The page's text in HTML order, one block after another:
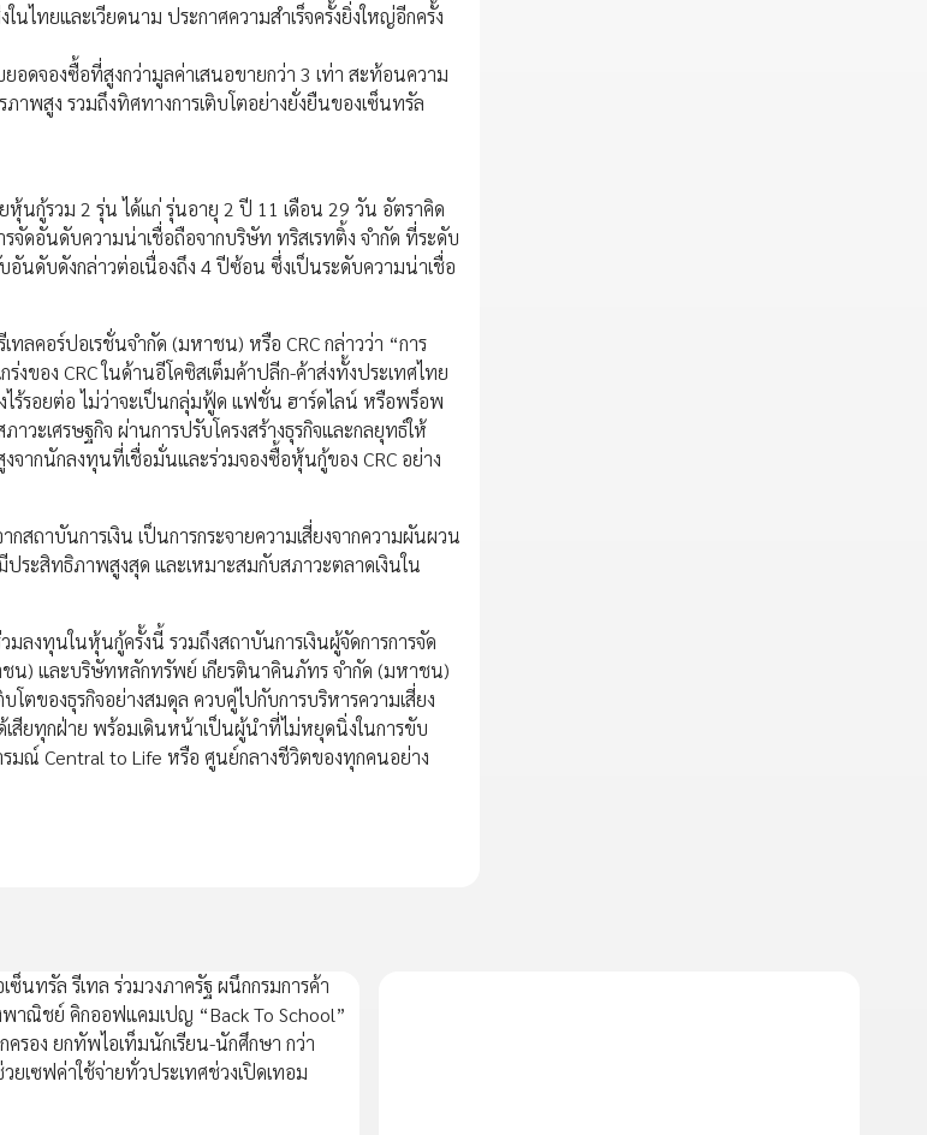
ไทยและเวียดนาม ประกาศความสำเร็จครั้งยิ่งใหญ่อีกครั้ง
ดจองซื้อที่สูงกว่ามูลค่าเสนอขายกว่า 3 เท่า สะท้อนความ
าพสูง รวมถึงทิศทางการเติบโตอย่างยั่งยืนของเซ็นทรัล
นกู้รวม 2 รุ่น ได้แก่ รุ่นอายุ 2 ปี 11 เดือน 29 วัน อัตราคิด
ดอันดับความน่าเชื่อถือจากบริษัท ทริสเรทติ้ง จำกัด ที่ระดับ
อันดับดังกล่าวต่อเนื่องถึง 4 ปีซ้อน ซึ่งเป็นระดับความน่าเชื่อ
ลคอร์ปอเรชั่นจำกัด (มหาชน) หรือ CRC กล่าวว่า “การ
ของ CRC ในด้านอีโคซิสเต็มค้าปลีก-ค้าส่งทั้งประเทศไทย
ร้รอยต่อ ไม่ว่าจะเป็นกลุ่มฟู้ด แฟชั่น ฮาร์ดไลน์ หรือพร็อพ
ะเศรษฐกิจ ผ่านการปรับโครงสร้างธุรกิจและกลยุทธ์ให้
จากนักลงทุนที่เชื่อมั่นและร่วมจองซื้อหุ้นกู้ของ CRC อย่าง
สถาบันการเงิน เป็นการกระจายความเสี่ยงจากความผันผวน
ประสิทธิภาพสูงสุด และเหมาะสมกับสภาวะตลาดเงินใน
งทุนในหุ้นกู้ครั้งนี้ รวมถึงสถาบันการเงินผู้จัดการการจัด
น) และบริษัทหลักทรัพย์ เกียรตินาคินภัทร จำกัด (มหาชน)
โตของธุรกิจอย่างสมดุล ควบคู่ไปกับการบริหารความเสี่ยง
เสียทุกฝ่าย พร้อมเดินหน้าเป็นผู้นำที่ไม่หยุดนิ่งในการขับ
มณ์ Central to Life หรือ ศูนย์กลางชีวิตของทุกคนอย่าง